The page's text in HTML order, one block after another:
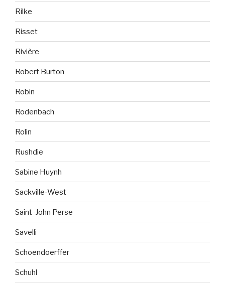
Rilke
Risset
Rivière
Robert Burton
Robin
Rodenbach
Rolin
Rushdie
Sabine Huynh
Sackville-West
Saint-John Perse
Savelli
Schoendoerffer
Schuhl